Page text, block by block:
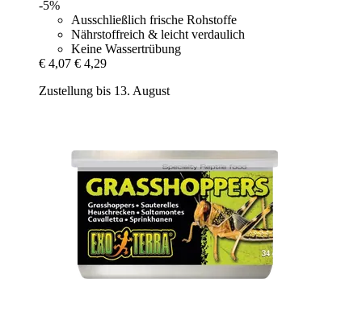
-5%
Ausschließlich frische Rohstoffe
Nährstoffreich & leicht verdaulich
Keine Wassertrübung
€ 4,07 € 4,29
Zustellung bis 13. August